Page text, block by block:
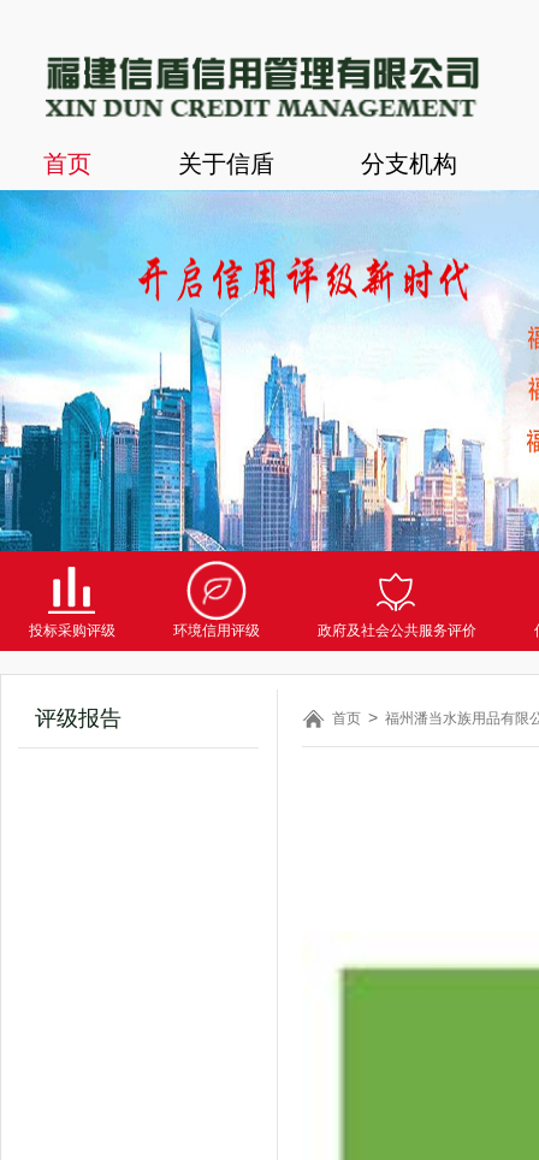
首页 关于信盾 分支机构
投标采购评级 环境信用评级 政府及社会公共服务评价
评级报告 首页 福州潘当水族用品有限